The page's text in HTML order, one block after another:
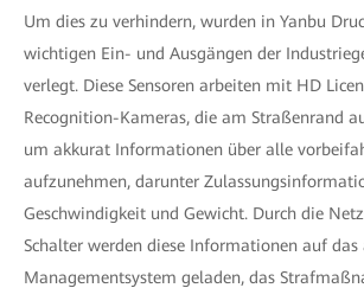
Um dies zu verhindern, wurden in Yanbu
wichtigen Ein- und Ausgängen der
verlegt. Diese Sensoren arbeiten mit HD
Recognition-Kameras, die am Straßenrand
um akkurat Informationen über alle
aufzunehmen, darunter
Geschwindigkeit und Gewicht. Durch die
Schalter werden diese Informationen auf
Managementsystem geladen, das